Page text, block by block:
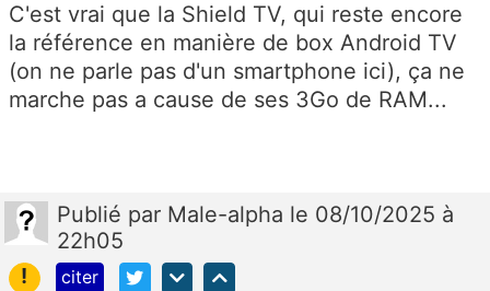
C'est vrai que la Shield TV, qui reste encore
la référence en manière de box Android TV
(on ne parle pas d'un smartphone ici), ça ne
marche pas a cause de ses 3Go de RAM...
Publié par Male-alpha le 08/10/2025 à
22h05
!
citer